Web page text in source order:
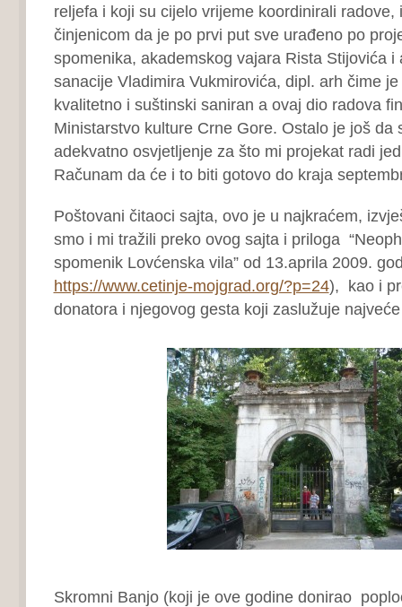
reljefa i koji su cijelo vrijeme koordinirali radove,
činjenicom da je po prvi put sve urađeno po
spomenika, akademskog vajara Rista Stijovića i
sanacije Vladimira Vukmirovića, dipl. arh čime
kvalitetno i suštinski saniran a ovaj dio radova
Ministarstvo kulture Crne Gore. Ostalo je još da
adekvatno osvjetljenje za što mi projekat radi
Računam da će i to biti gotovo do kraja
Poštovani čitaoci sajta, ovo je u najkraćem,
smo i mi tražili preko ovog sajta i priloga
spomenik Lovćenska vila” od 13.aprila 2009.
https://www.cetinje-mojgrad.org/?p=24), kao i
donatora i njegovog gesta koji zaslužuje
Skromni Banjo (koji je ove godine donirao